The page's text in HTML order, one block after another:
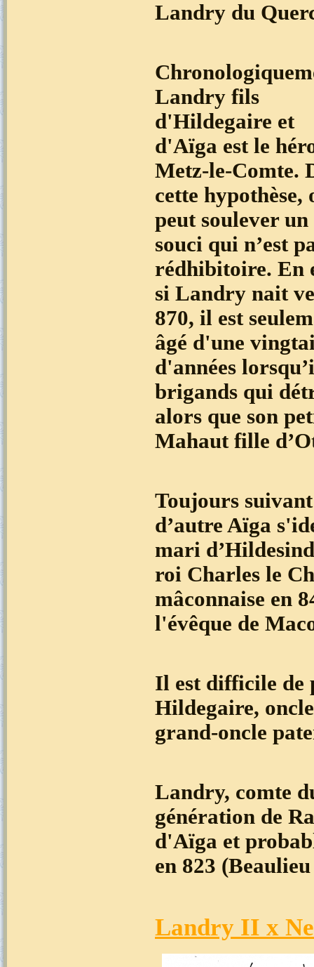
Landry du
Landry fils
d'Hildegaire et
d'Aïga est le
Metz-le-Comte.
cette hypothèse,
peut soulever
souci qui n’est
rédhibitoire. En
si Landry nait
870, il est
âgé d'une
d'années
brigands qui
alors que son
Mahaut fille
Toujours
d’autre Aïga
mari
roi Charles le
mâconnaise en
l'évêque de
Il est difficile de
Hildegaire,
grand-oncle
Landry, comte
génération de
d'Aïga et
en 823
Landry II x